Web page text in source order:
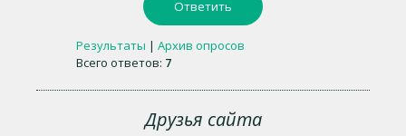
Результаты | Архив опросов
Всего ответов: 7
Друзья сайта